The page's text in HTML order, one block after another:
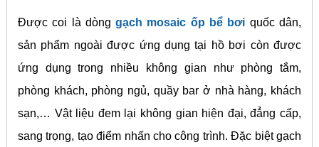
Được coi là dònggạch mosaic ốp bể bơi quốc dân,
sản phẩm ngoài được ứng dụng tại hồ bơi còn được
ứng dụng trong nhiều không gian như phòng tắm,
phòng khách, phòng ngủ, quầy bar ở nhà hàng, khách
sạn,… Vật liệu đem lại không gian hiện đại, đẳng cấp,
sang trọng, tạo điểm nhấn cho công trình. Đặc biệt gạch